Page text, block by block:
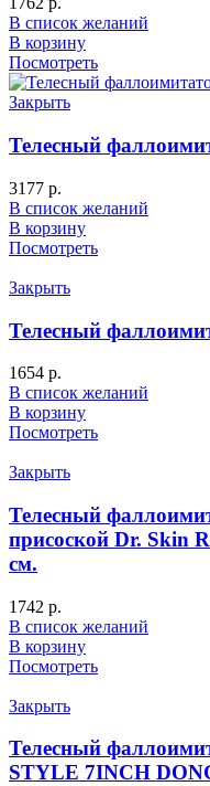
В список желаний
В корзину
Посмотреть
Закрыть
Телесный
3177 р.
В список желаний
В корзину
Посмотреть
Закрыть
Телесный
1654 р.
В список желаний
В корзину
Посмотреть
Закрыть
Телесный
присоской Dr. Skin
см.
1742 р.
В список желаний
В корзину
Посмотреть
Закрыть
Телесный
STYLE 7INCH